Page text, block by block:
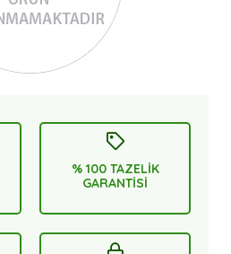
% 100 TAZELİK
GARANTİSİ